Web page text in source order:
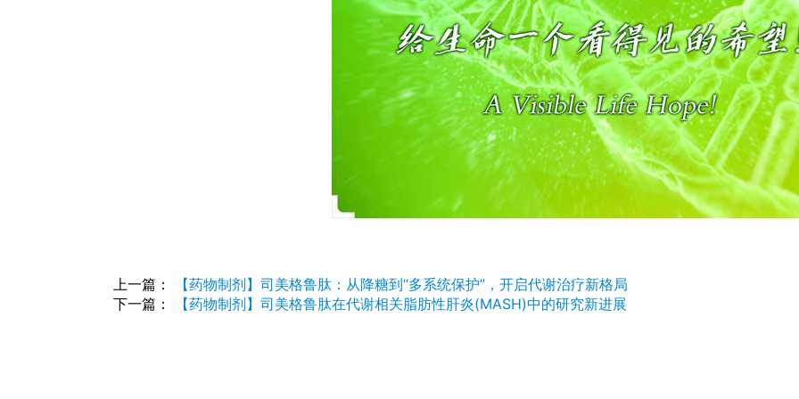
上一篇：
【药物制剂】司美格鲁肽：从降糖到“多系统保护”，开启代谢治疗新格局
下一篇：
【药物制剂】司美格鲁肽在代谢相关脂肪性肝炎(MASH)中的研究新进展